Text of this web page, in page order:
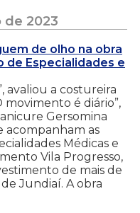
de 2023
de olho na obra
de Especialidades e
avaliou a costureira
movimento é diário”,
Gersomina
acompanham as
Médicas e
Vila Progresso,
de mais de
Jundiaí. A obra